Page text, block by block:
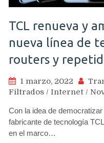
TCL renueva y
nueva línea de
routers y
1 marzo, 2022
Filtrados / Internet /
Con la idea de
fabricante de tecnología
en el marco…